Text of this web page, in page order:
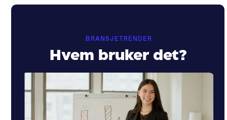
BRANSJETRENDER
Hvem bruker det?